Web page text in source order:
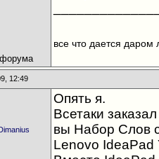
все что дается даром
12:49
Опять я.
Всетаки
вы Набор Слов
Lenovo IdeaPad